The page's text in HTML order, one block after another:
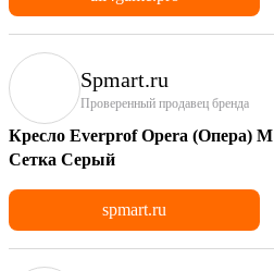
Spmart.ru
Проверенный продавец бренда
Кресло Everprof Opera (Опера) M
Сетка Серый
spmart.ru